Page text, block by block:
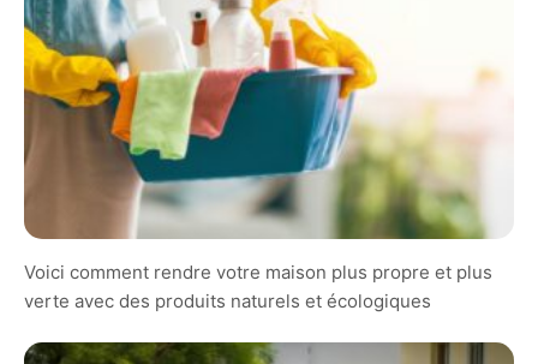
Voici comment rendre votre maison plus propre et plus
verte avec des produits naturels et écologiques